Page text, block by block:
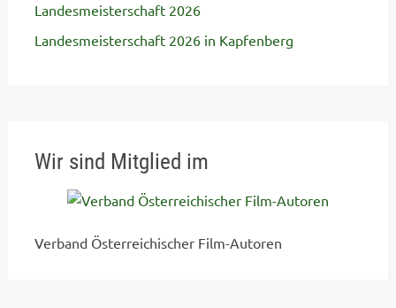
Landesmeisterschaft 2026
Landesmeisterschaft 2026 in Kapfenberg
Wir sind Mitglied im
Verband Österreichischer Film-Autoren